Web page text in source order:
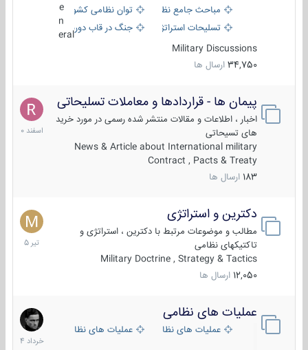
مباحث جامع نظامی
توان نظامی کشورها
تسلیحات استراتژیک
جنگ در قاب دوربین
eral
Military Discussions
34,750 ارسال ها
پیمان ها - قراردادها و معاملات تسلیحاتی
اخبار ، اطلاعات و مقالات منتشر شده رسمی در مورد خرید
های تسیحاتی
News & Article about International military
Contract , Pacts & Treaty
183 ارسال ها
7
اسفند
1400
دکترین و استراتژی
مطالب و موضوعات مرتبط با دکترین ، استراتژی و
تاکتیکهای نظامی
Military Doctrine , Strategy & Tactics
12,050 ارسال ها
27
تیر
1405
عملیات های نظامی
عملیات های نظامی ایرانعملیات های نظامی خارجی
5
خرداد
1404